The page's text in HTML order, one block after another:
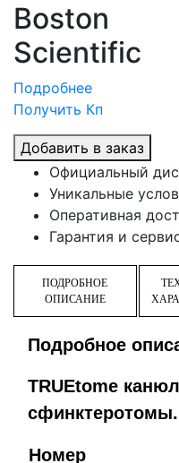
Boston
Scientific
Подробнее
Получить Кп
Добавить в заказ
Официальный
Уникальные
Оперативная
Гарантия и
ПОДРОБНОЕ
ОПИСАНИЕ
Подробное
TRUEtome
сфинктеротомы.
Номер